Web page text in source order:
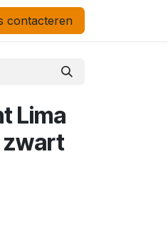
contacteren
Lima
zwart